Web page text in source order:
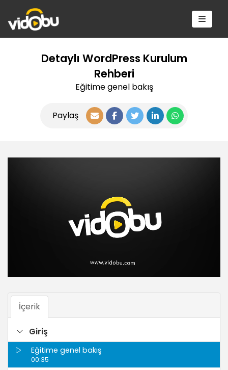
Detaylı WordPress Kurulum
Rehberi
Eğitime genel bakış
Paylaş
İçerik
Giriş
Eğitime genel bakış
00:35